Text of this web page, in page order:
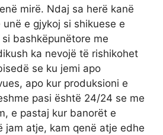
mirë. Ndaj sa herë kanë
e gjykoj si shikuese e
bashkëpunëtore me
ka nevojë të rishikohet
se ku jemi apo
apo kur produksioni e
pasi është 24/24 se me
e pastaj kur banorët e
jam atje, kam qenë atje edhe